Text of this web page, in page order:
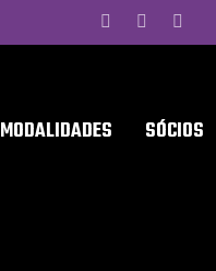
MODALIDADES SÓCIOS